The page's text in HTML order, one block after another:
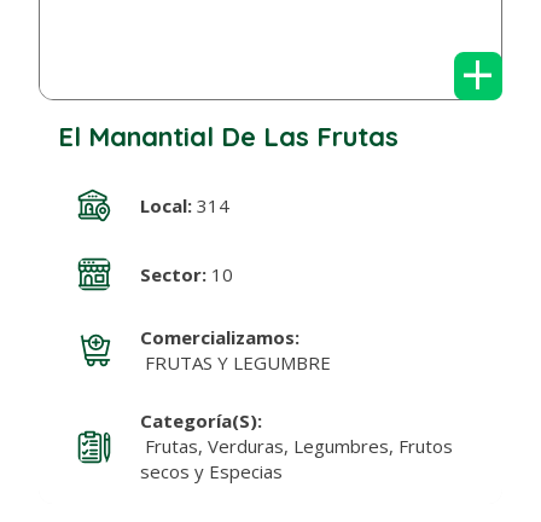
+
El Manantial De Las Frutas
Local:314
Sector:10
Comercializamos:
FRUTAS Y LEGUMBRE
Categoría(s):
Frutas, Verduras, Legumbres, Frutos
secos y Especias